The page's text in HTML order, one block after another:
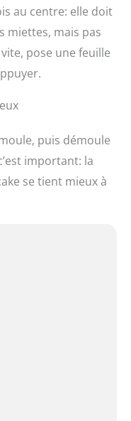
au centre: elle doit
miettes, mais pas
pose une feuille
puis démoule
important: la
se tient mieux à